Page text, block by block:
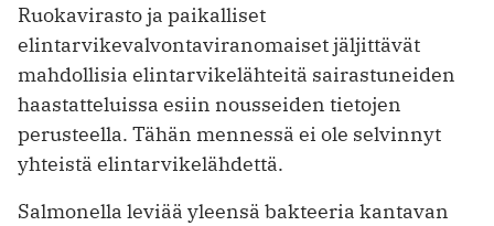
Ruokavirasto ja paikalliset
elintarvikevalvontaviranomaiset jäljittävät
mahdollisia elintarvikelähteitä sairastuneiden
haastatteluissa esiin nousseiden tietojen
perusteella. Tähän mennessä ei ole selvinnyt
yhteistä elintarvikelähdettä.
Salmonella leviää yleensä bakteeria kantavan